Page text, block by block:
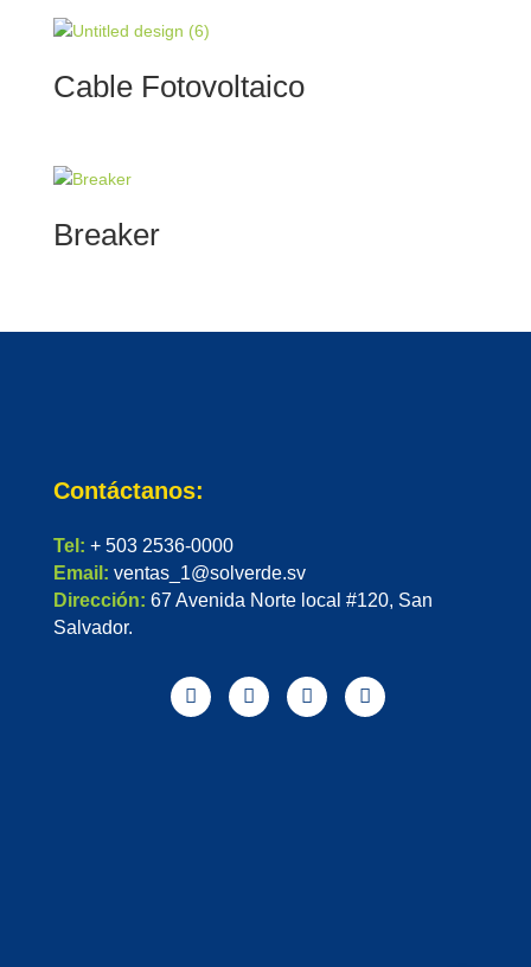
Cable Fotovoltaico
Breaker
Contáctanos:
Tel: + 503 2536-0000
Email: ventas_1@solverde.sv
Dirección: 67 Avenida Norte local #120, San
Salvador.